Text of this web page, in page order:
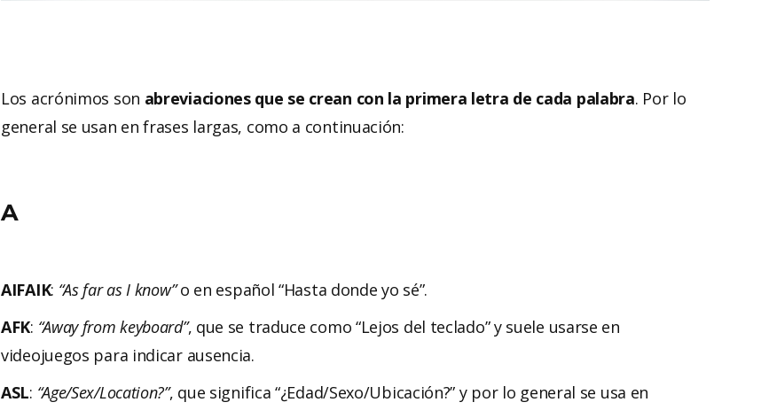
Los acrónimos son abreviaciones que se crean con la primera letra de cada palabra. Por lo
general se usan en frases largas, como a continuación:
A
AIFAIK: “As far as I know”o en español “Hasta donde yo sé”.
AFK: “Away from keyboard”, que se traduce como “Lejos del teclado” y suele usarse en
videojuegos para indicar ausencia.
ASL: “Age/Sex/Location?”, que significa “¿Edad/Sexo/Ubicación?” y por lo general se usa en